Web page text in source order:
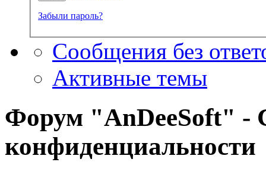
Забыли пароль?
Сообщения без
Активные темы
Форум "AnDeeSoft" -
конфиденциальности